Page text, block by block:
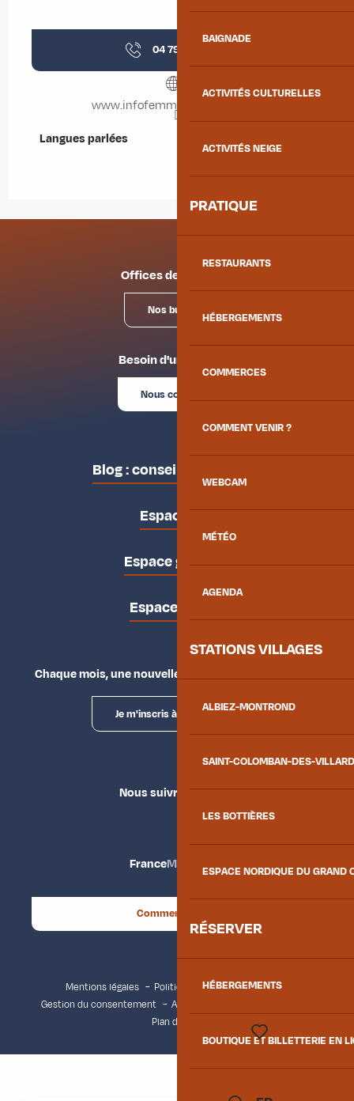
BAIGNADE
ACTIVITÉS CULTURELLES
ACTIVITÉS NEIGE
PRATIQUE
RESTAURANTS
HÉBERGEMENTS
COMMERCES
COMMENT VENIR ?
WEBCAM
MÉTÉO
AGENDA
STATIONS VILLAGES
ALBIEZ-MONTROND
SAINT-COLOMBAN-DES-
LES BOTTIÈRES
ESPACE NORDIQUE DU GRAND
RÉSERVER
HÉBERGEMENTS
BOUTIQUE ET BILLETTERIE EN
04 79 33 96
www.infofemmes-rhonealpes.fr
Langues parlées
Langues parlées
Offices de tourisme
Nos bureaux
Besoin d'un conseil ?
Nous contacter
Blog : conseils des locaux
Espace pro
Espace groupes
Espace presse
Chaque mois, une nouvelle façon d'explorer la vallée.
Je m'inscris à la newsletter
Nous suivre
FranceMaurienne
Comment venir ?
Mentions légales
Politique de confidentialité
Gestion du consentement
Accessibilité : non conforme
Plan du site